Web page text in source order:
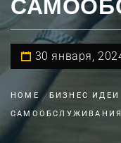
30 января,
HOME БИЗНЕС ИДЕИ
САМООБСЛУЖИВАНИЯ